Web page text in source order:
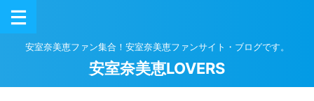
安室奈美恵ファン集合！安室奈美恵ファンサイト・ブログです。
安室奈美恵LOVERS